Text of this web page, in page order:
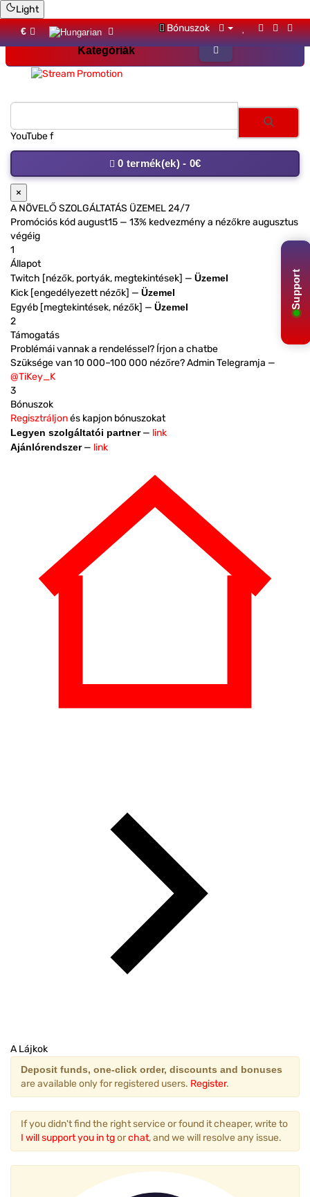
Light
Support
€ Bónuszok
Steam
0 termék(ek) - 0€
×
A NÖVELŐ SZOLGÁLTATÁS ÜZEMEL 24/7
Promóciós kódaugust15 — 13% kedvezmény a nézőkre augusztus
végéig
1
Állapot
Twitch [nézők, portyák, megtekintések] — Üzemel
Kick [engedélyezett nézők] — Üzemel
Egyéb [megtekintések, nézők] — Üzemel
2
Támogatás
Problémái vannak a rendeléssel? Írjon a chatbe
Szüksége van 10 000–100 000 nézőre? Admin Telegramja —
@TiKey_K
3
Bónuszok
Regisztráljonés kapjon bónuszokat
Legyen szolgáltatói partner— link
Ajánlórendszer— link
Kategóriák
A Lájkok
Deposit funds, one-click order, discounts and bonuses
are available only for registered users. Register.
If you didn't find the right service or found it cheaper, write to
I will support you in tgorchat, and we will resolve any issue.